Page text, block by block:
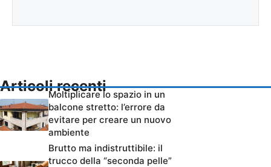
Articoli recenti
Moltiplicare lo spazio in un
balcone stretto: l’errore da
evitare per creare un nuovo
ambiente
Brutto ma indistruttibile: il
trucco della “seconda pelle”